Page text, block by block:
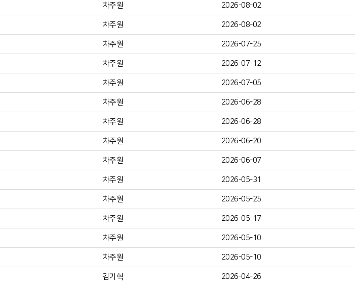
차주원 2026-08-02
차주원 2026-08-02
차주원 2026-07-25
차주원 2026-07-12
차주원 2026-07-05
차주원 2026-06-28
차주원 2026-06-28
차주원 2026-06-20
차주원 2026-06-07
차주원 2026-05-31
차주원 2026-05-25
차주원 2026-05-17
차주원 2026-05-10
차주원 2026-05-10
김기혁 2026-04-26